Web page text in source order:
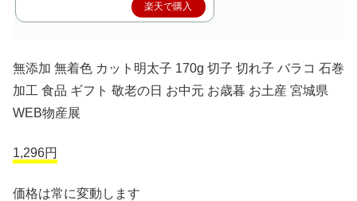
楽天で購入
無添加 無着色 カット明太子 170g 切子 切れ子 バラコ 石巻
加工 食品 ギフト 敬老の日 お中元 お歳暮 お土産 宮城県
WEB物産展
1,296円
価格は常に変動します